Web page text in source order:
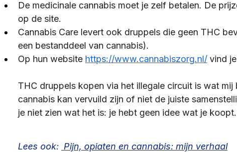
De medicinale cannabis moet je zelf betalen. De
op de site.
Cannabis Care levert ook druppels die geen THC
een bestanddeel van cannabis).
Op hun website https://www.cannabiszorg.nl/ vind
THC druppels kopen via het illegale circuit is wat
cannabis kan vervuild zijn of niet de juiste
je niet zien wat het is: je hebt geen idee wat je koopt.
Lees ook: Pijn, opiaten en cannabis: mijn verhaal